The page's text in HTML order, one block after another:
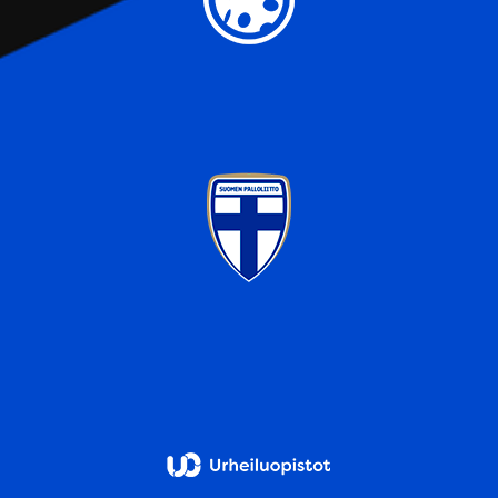
sivustoamme. Kumppanimme voivat yhdistää näitä
tietoja muihin tietoihin, joita olet antanut heille tai joita on